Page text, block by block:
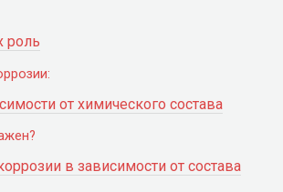
роль
от химического состава
в зависимости от состава